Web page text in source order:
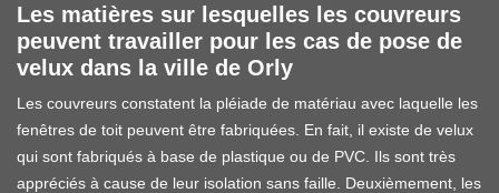
Les matières sur lesquelles les couvreurs
peuvent travailler pour les cas de pose de
velux dans la ville de Orly
Les couvreurs constatent la pléiade de matériau avec laquelle les
fenêtres de toit peuvent être fabriquées. En fait, il existe de velux
qui sont fabriqués à base de plastique ou de PVC. Ils sont très
appréciés à cause de leur isolation sans faille. Deuxièmement, les